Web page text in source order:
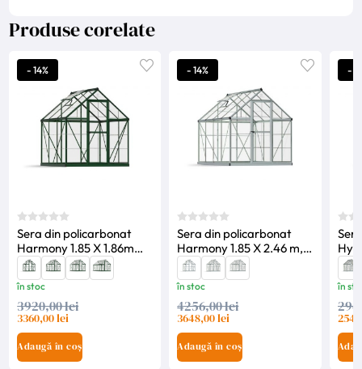
Produse corelate
- 14%
Sera din policarbonat
Harmony 1.85 X 1.86m
Palram-Verde- Canopia
în stoc
3920,00 lei
3360,00 lei
Adaugă în coș
- 14%
Sera din policarbonat
Harmony 1.85 X 2.46 m,
Palram -Argintiu-
Canopia
în stoc
4256,00 lei
3648,00 lei
Adaugă în coș
-
în